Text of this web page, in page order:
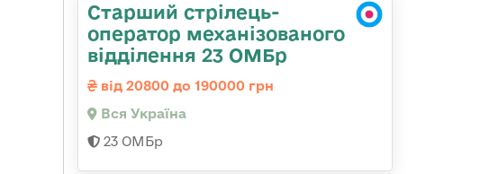
Старший стрілець-
оператор механізованого
відділення 23 ОМБр
від 20800 до 190000 грн
Вся Україна
23 ОМБр